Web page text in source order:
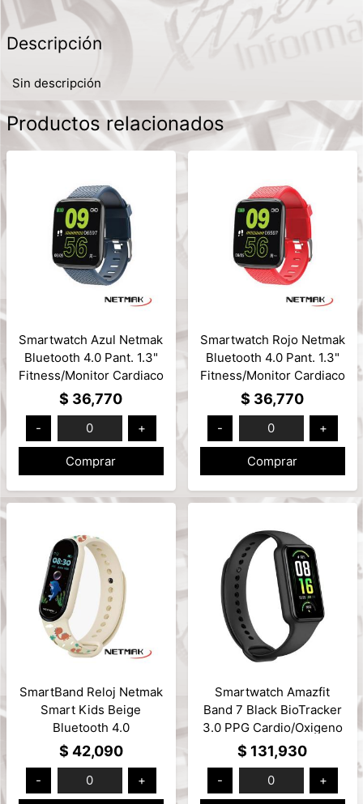
Descripción
Sin descripción
Productos relacionados
Smartwatch Azul Netmak
Bluetooth 4.0 Pant. 1.3"
Fitness/Monitor Cardiaco
Compatible Android/iOS
Mod: NM-BAND-B
$ 36,770
- 0 +
Comprar
Smartwatch Rojo Netmak
Bluetooth 4.0 Pant. 1.3"
Fitness/Monitor Cardiaco
Compatible Android/iOS
Mod: NM-BAND-R
$ 36,770
- 0 +
Comprar
SmartBand Reloj Netmak
Smart Kids Beige
Bluetooth 4.0
Android/iOS Mod: NM-
KIDS
$ 42,090
- 0 +
Smartwatch Amazfit
Band 7 Black BioTracker
3.0 PPG Cardio/Oxigeno
BT 5.2 Mod: A2177
$ 131,930
- 0 +